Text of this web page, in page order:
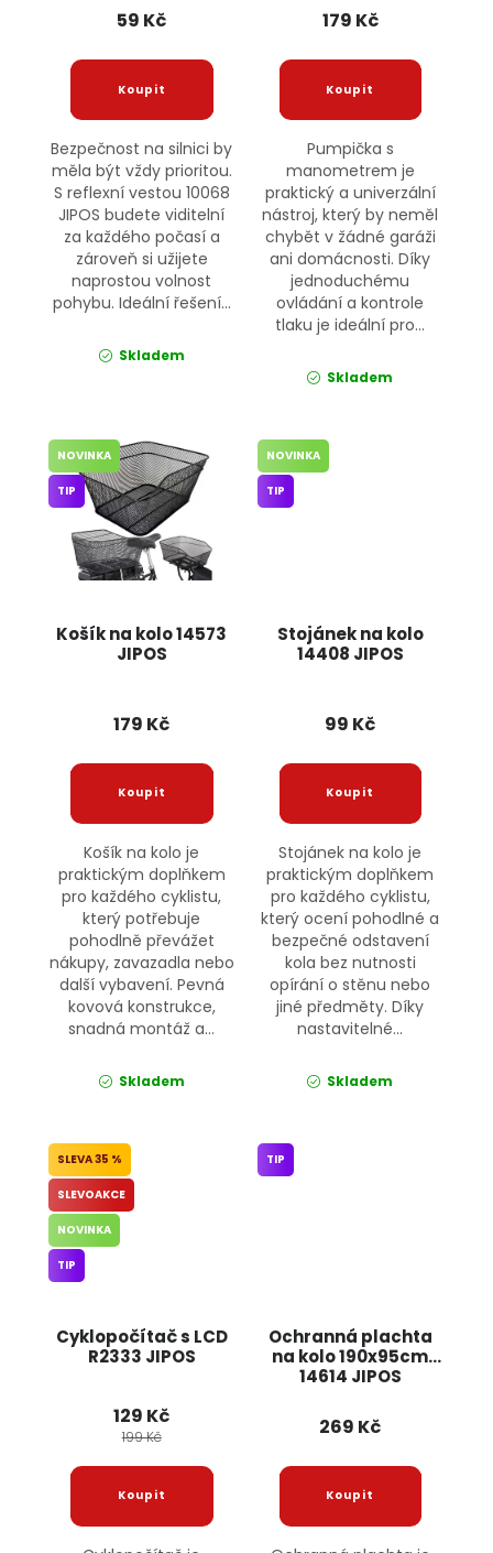
59 Kč
Bezpečnost na silnici by
měla být vždy prioritou.
S reflexní vestou 10068
JIPOS budete viditelní
za každého počasí a
zároveň si užijete
naprostou volnost
pohybu. Ideální řešení...
Skladem
179 Kč
Pumpička s
manometrem je
praktický a univerzální
nástroj, který by neměl
chybět v žádné garáži
ani domácnosti. Díky
jednoduchému
ovládání a kontrole
tlaku je ideální pro...
Skladem
Košík na kolo 14573
JIPOS
NOVINKA
TIP
179 Kč
Košík na kolo je
praktickým doplňkem
pro každého cyklistu,
který potřebuje
pohodlně převážet
nákupy, zavazadla nebo
další vybavení. Pevná
kovová konstrukce,
snadná montáž a...
Skladem
Stojánek na kolo
14408 JIPOS
NOVINKA
TIP
99 Kč
Stojánek na kolo je
praktickým doplňkem
pro každého cyklistu,
který ocení pohodlné a
bezpečné odstavení
kola bez nutnosti
opírání o stěnu nebo
jiné předměty. Díky
nastavitelné...
Skladem
Cyklopočítač s LCD
R2333 JIPOS
35 %
SLEVOAKCE
NOVINKA
TIP
129 Kč
199 Kč
Ochranná plachta
na kolo 190x95cm
14614 JIPOS
TIP
269 Kč